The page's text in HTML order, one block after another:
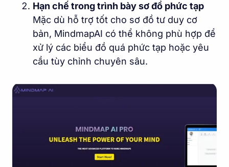
Hạn chế trong trình bày sơ đồ phức tạp
Mặc dù hỗ trợ tốt cho sơ đồ tư duy cơ
bản, MindmapAI có thể không phù hợp để
xử lý các biểu đồ quá phức tạp hoặc yêu
cầu tùy chỉnh chuyên sâu.